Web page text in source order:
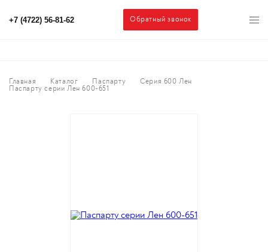
+7 (4722) 56-81-62 Обратный звонок
Главная Каталог Паспарту
Серия 600 Лен
Паспарту серии Лен 600-651